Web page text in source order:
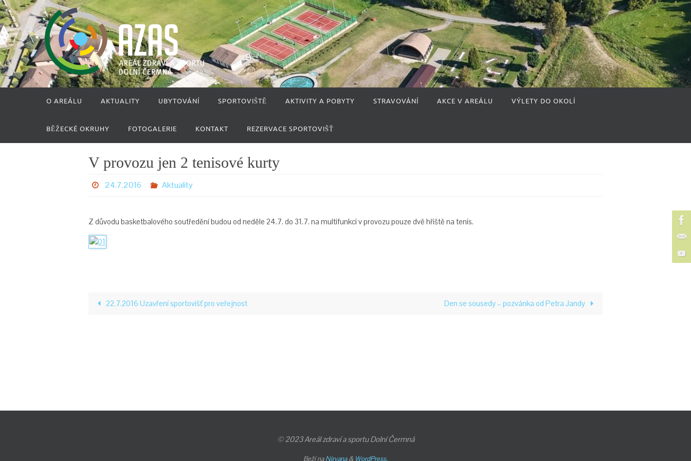
Přeskočit
na
obsah
O AREÁLU AKTUALITY UBYTOVÁNÍ SPORTOVIŠTĚ AKTIVITY A POBYTY STRAVOVÁNÍ AKCE V AREÁLU VÝLETY DO OKOLÍ
BĚŽECKÉ OKRUHY FOTOGALERIE KONTAKT REZERVACE SPORTOVIŠŤ
V provozu jen 2 tenisové kurty
24.7.2016 Aktuality
Z důvodu basketbalového soutředění budou od neděle 24.7. do 31.7. na multifunkci v provozu pouze dvě hřiště na tenis.
22.7.2016 Uzavření sportovišť pro veřejnost Den se sousedy – pozvánka od Petra Jandy
© 2023 Areál zdraví a sportu Dolní Čermná
Beží naNirvana& WordPress.